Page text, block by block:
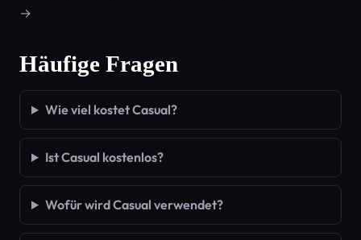
→
Häufige Fragen
Wie viel kostet Casual?
Ist Casual kostenlos?
Wofür wird Casual verwendet?